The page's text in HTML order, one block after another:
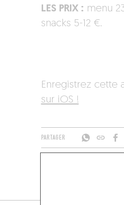
LES PRIX : menu
snacks 5-12 €.
Enregistrez cette
sur iOS !
PARTAGER